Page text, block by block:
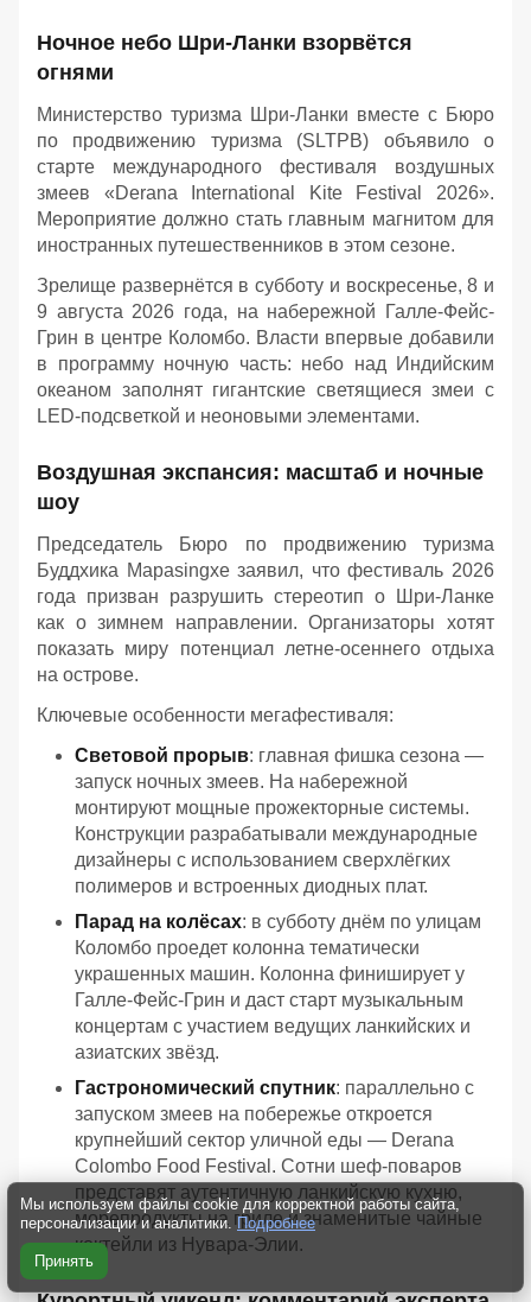
Ночное небо Шри-Ланки взорвётся
огнями
Министерство туризма Шри-Ланки вместе с Бюро
по продвижению туризма (SLTPB) объявило о
старте международного фестиваля воздушных
змеев «Derana International Kite Festival 2026».
Мероприятие должно стать главным магнитом для
иностранных путешественников в этом сезоне.
Зрелище развернётся в субботу и воскресенье, 8 и
9 августа 2026 года, на набережной Галле-Фейс-
Грин в центре Коломбо. Власти впервые добавили
в программу ночную часть: небо над Индийским
океаном заполнят гигантские светящиеся змеи с
LED-подсветкой и неоновыми элементами.
Воздушная экспансия: масштаб и ночные
шоу
Председатель Бюро по продвижению туризма
Буддхика Марasingхе заявил, что фестиваль 2026
года призван разрушить стереотип о Шри-Ланке
как о зимнем направлении. Организаторы хотят
показать миру потенциал летне-осеннего отдыха
на острове.
Ключевые особенности мегафестиваля:
Световой прорыв: главная фишка сезона —
запуск ночных змеев. На набережной
монтируют мощные прожекторные системы.
Конструкции разрабатывали международные
дизайнеры с использованием сверхлёгких
полимеров и встроенных диодных плат.
Парад на колёсах: в субботу днём по улицам
Коломбо проедет колонна тематически
украшенных машин. Колонна финиширует у
Галле-Фейс-Грин и даст старт музыкальным
концертам с участием ведущих ланкийских и
азиатских звёзд.
Гастрономический спутник: параллельно с
запуском змеев на побережье откроется
крупнейший сектор уличной еды — Derana
Colombo Food Festival. Сотни шеф-поваров
представят аутентичную ланкийскую кухню,
морепродукты на гриле и знаменитые чайные
коктейли из Нувара-Элии.
Мы используем файлы cookie для корректной работы сайта,
персонализации и аналитики. Подробнее
Принять